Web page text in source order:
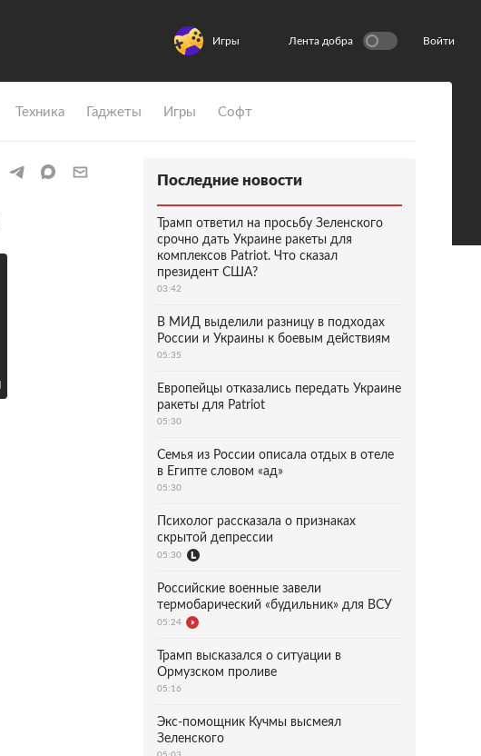
Игры Лента добра Войти
Техника Гаджеты Игры Софт
Последние новости
Трамп ответил на просьбу Зеленского
срочно дать Украине ракеты для
комплексов Patriot. Что сказал
президент США?
03:42
В МИД выделили разницу в подходах
России и Украины к боевым действиям
05:35
Европейцы отказались передать Украине
ракеты для Patriot
05:30
Семья из России описала отдых в отеле
в Египте словом «ад»
05:30
Психолог рассказала о признаках
скрытой депрессии
05:30
Российские военные завели
термобарический «будильник» для ВСУ
05:24
Трамп высказался о ситуации в
Ормузском проливе
05:16
Экс-помощник Кучмы высмеял
Зеленского